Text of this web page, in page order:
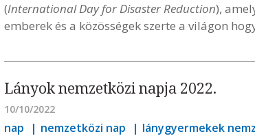
(International Day for Disaster Reduction),
emberek és a közösségek szerte a világon
Lányok nemzetközi napja 2022.
10/10/2022
nap nemzetközi nap lánygyermekek